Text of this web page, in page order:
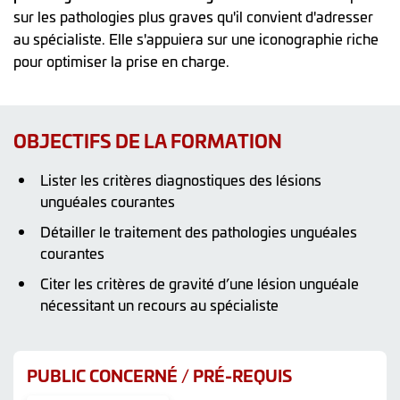
sur les pathologies plus graves qu'il convient d'adresser
au spécialiste. Elle s'appuiera sur une iconographie riche
pour optimiser la prise en charge.
OBJECTIFS DE LA FORMATION
Lister les critères diagnostiques des lésions
unguéales courantes
Détailler le traitement des pathologies unguéales
courantes
Citer les critères de gravité d’une lésion unguéale
nécessitant un recours au spécialiste
PUBLIC CONCERNÉ / PRÉ-REQUIS